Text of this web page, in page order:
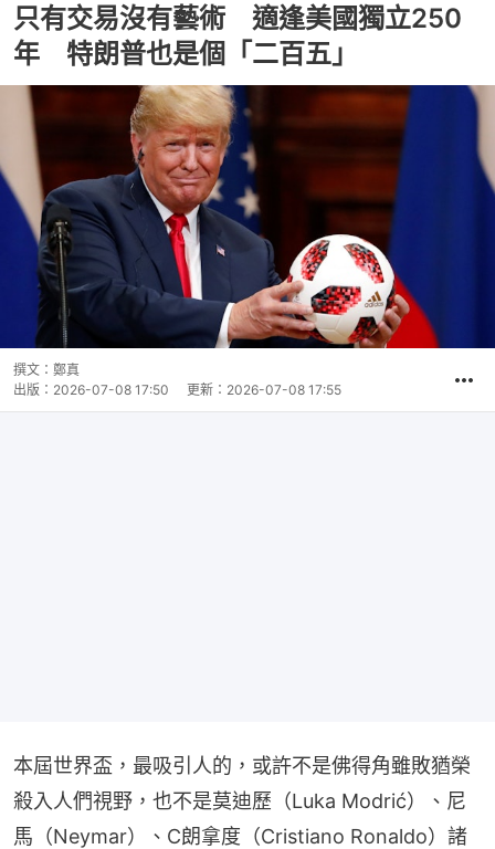
只有交易沒有藝術 適逢美國獨立250
年 特朗普也是個「二百五」
撰文： 鄭真
出版： 2026-07-08 17:50 更新： 2026-07-08 17:55
本屆世界盃，最吸引人的，或許不是佛得角雖敗猶榮
殺入人們視野，也不是莫迪歷（Luka Modrić）、尼
馬（Neymar）、C朗拿度（Cristiano Ronaldo）諸